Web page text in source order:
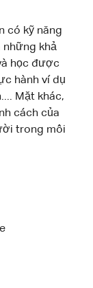
có kỹ năng
những khả
học được
hành ví dụ
Mặt khác,
cách của
trong môi